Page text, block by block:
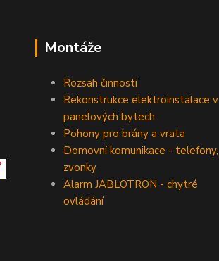
Montáže
Rozsah činnosti
Rekonstrukce elektroinstalace v
panelových bytech
Pohony pro brány a vrata
Domovní komunikace - telefony,
zvonky
Alarm JABLOTRON - chytré
ovládání